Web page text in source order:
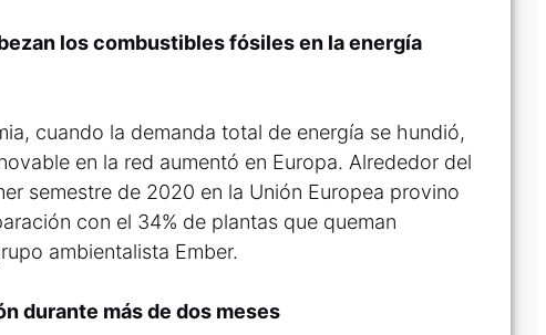
los combustibles fósiles en la energía
cuando la demanda total de energía se hundió,
en la red aumentó en Europa. Alrededor del
semestre de 2020 en la Unión Europea provino
con el 34% de plantas que queman
ambientalista Ember.
durante más de dos meses